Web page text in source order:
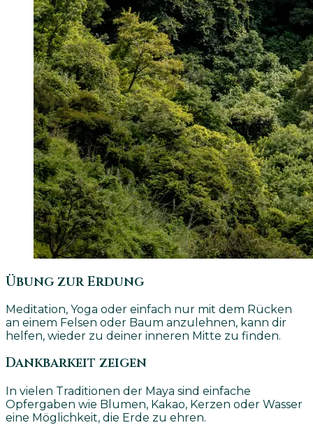
Übung zur Erdung
Meditation, Yoga oder einfach nur mit dem Rücken
an einem Felsen oder Baum anzulehnen, kann dir
helfen, wieder zu deiner inneren Mitte zu finden.
Dankbarkeit zeigen
In vielen Traditionen der Maya sind einfache
Opfergaben wie Blumen, Kakao, Kerzen oder Wasser
eine Möglichkeit, die Erde zu ehren.